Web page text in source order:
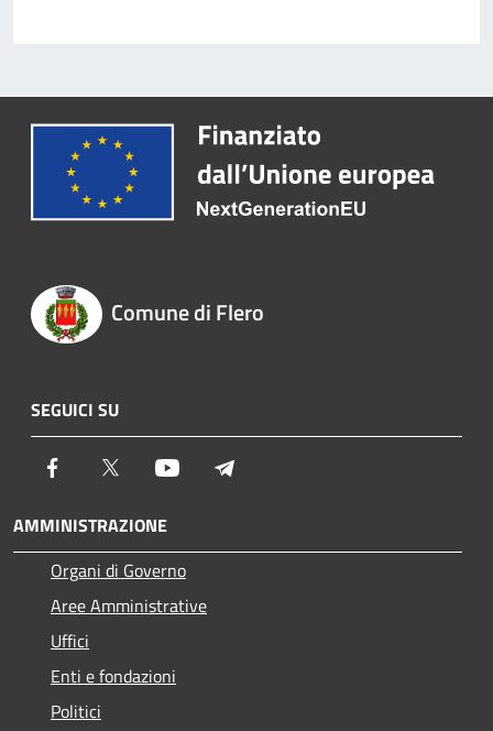
Comune di Flero
SEGUICI SU
Facebook Twitter Youtube
AMMINISTRAZIONE
Organi di Governo
Aree Amministrative
Uffici
Enti e fondazioni
Politici